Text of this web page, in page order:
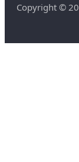
Copyright ©